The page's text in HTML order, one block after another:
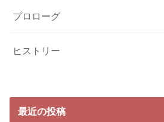
プロローグ
ヒストリー
最近の投稿